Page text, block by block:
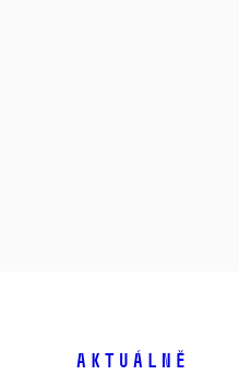
Aktuálně